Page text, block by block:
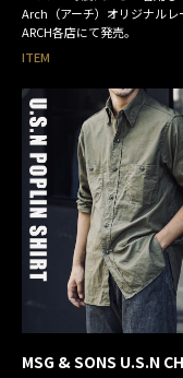
Arch（アーチ）オリジナル
ARCH各店にて発売。
ITEM
MSG & SONS U.S.N